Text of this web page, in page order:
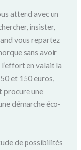
attend avec un
insister,
vous repartez
sans avoir
en valait la
et 150 euros,
procure une
démarche éco-
de possibilités